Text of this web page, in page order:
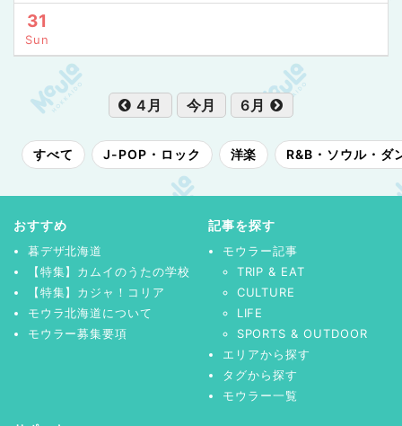
31
Sun
4月 今月 6月
すべて J-POP・ロック 洋楽 R&B・ソウル・ダ
おすすめ
暮デザ北海道
【特集】カムイのうたの学校
【特集】カジャ！コリア
モウラ北海道について
モウラー募集要項
記事を探す
モウラー記事
TRIP & EAT
CULTURE
LIFE
SPORTS & OUTDOOR
エリアから探す
タグから探す
モウラー一覧